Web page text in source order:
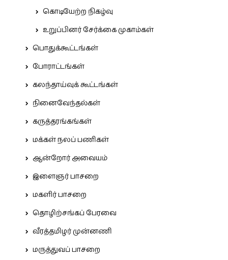
கொடியேற்ற நிகழ்வு
உறுப்பினர் சேர்க்கை முகாம்கள்
பொதுக்கூட்டங்கள்
போராட்டங்கள்
கலந்தாய்வுக் கூட்டங்கள்
நினைவேந்தல்கள்
கருத்தரங்கங்கள்
மக்கள் நலப் பணிகள்
ஆன்றோர் அவையம்
இளைஞர் பாசறை
மகளிர் பாசறை
தொழிற்சங்கப் பேரவை
வீரத்தமிழர் முன்னணி
மருத்துவப் பாசறை